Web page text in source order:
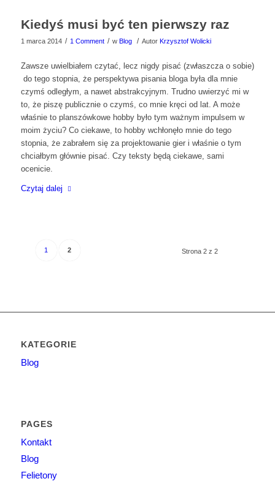
Kiedyś musi być ten pierwszy raz
1 marca 2014 / 1 Comment / w Blog / Autor Krzysztof Wolicki
Zawsze uwielbiałem czytać, lecz nigdy pisać (zwłaszcza o sobie)
do tego stopnia, że perspektywa pisania bloga była dla mnie
czymś odległym, a nawet abstrakcyjnym. Trudno uwierzyć mi w
to, że piszę publicznie o czymś, co mnie kręci od lat. A może
właśnie to planszówkowe hobby było tym ważnym impulsem w
moim życiu? Co ciekawe, to hobby wchłonęło mnie do tego
stopnia, że zabrałem się za projektowanie gier i właśnie o tym
chciałbym głównie pisać. Czy teksty będą ciekawe, sami
ocenicie.
Czytaj dalej
Strona 2 z 2
1 2
KATEGORIE
Blog
PAGES
Kontakt
Blog
Felietony